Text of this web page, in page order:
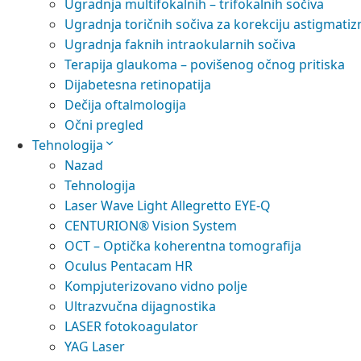
Ugradnja multifokalnih – trifokalnih sočiva
Ugradnja toričnih sočiva za korekciju
Ugradnja faknih intraokularnih sočiva
Terapija glaukoma – povišenog očnog pritiska
Dijabetesna retinopatija
Dečija oftalmologija
Očni pregled
Tehnologija
Nazad
Tehnologija
Laser Wave Light Allegretto EYE-Q
CENTURION® Vision System
OCT – Optička koherentna tomografija
Oculus Pentacam HR
Kompjuterizovano vidno polje
Ultrazvučna dijagnostika
LASER fotokoagulator
YAG Laser